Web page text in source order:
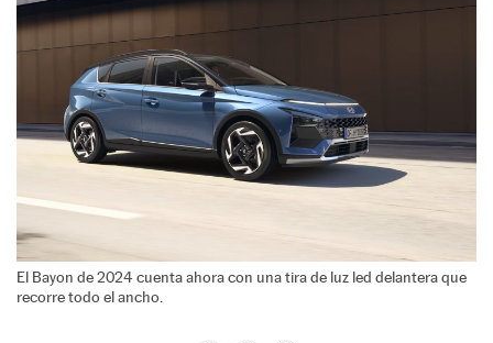
El Bayon de 2024 cuenta ahora con una tira de luz led delantera que
recorre todo el ancho.